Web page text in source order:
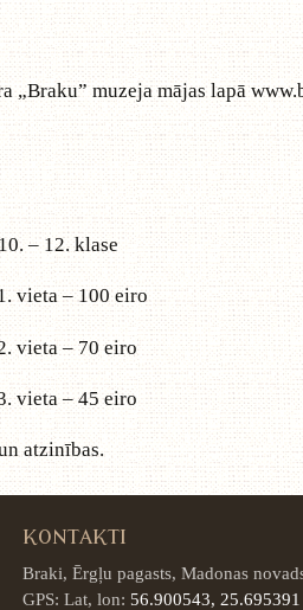
„Braku” muzeja mājas lapā
klase
eiro
70 eiro
45 eiro
atzinības.
KONTAKTI
Braki, Ērgļu pagasts, Madonas
GPS: Lat, lon: 56.900543, 25.695391